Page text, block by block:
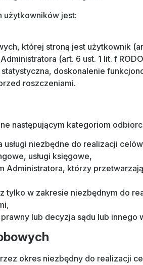
użytkowników jest:
której stroną jest użytkownik
(art. 6 ust. 1 lit. f
doskonalenie
roszczeniami.
następującym kategoriom
niezbędne do realizacji
usługi księgowe,
Administratora, którzy
tylko w zakresie niezbędnym do
lub decyzja sądu lub innego
okres niezbędny do realizacji